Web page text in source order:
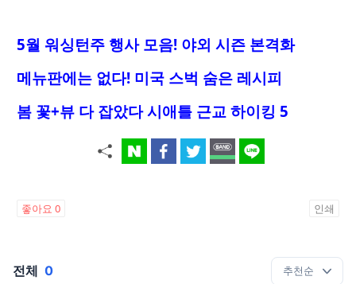
5월 워싱턴주 행사 모음! 야외 시즌 본격화
메뉴판에는 없다! 미국 스벅 숨은 레시피
봄 꽃+뷰 다 잡았다 시애틀 근교 하이킹 5
좋아요 0 인쇄
전체 0